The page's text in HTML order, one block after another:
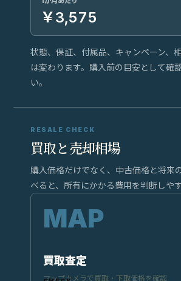
￥3,575
状態、保証、付属品、キャンペーン、
は変わります。購入前の目安として確
い。
RESALE CHECK
買取と売却相場
購入価格だけでなく、中古価格と将来
べると、所有にかかる費用を判断しや
買取査定
マップカメラで買取・下取価格を確認